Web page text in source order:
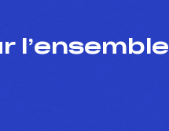
l’ensemble